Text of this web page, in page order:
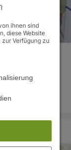
sich ein
ein
ihnen sind
diese Website
Verfügung zu